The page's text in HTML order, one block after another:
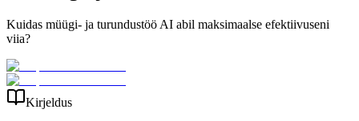
Kuidas müügi- ja turundustöö AI abil maksimaalse efektiivuseni
viia?
Kirjeldus